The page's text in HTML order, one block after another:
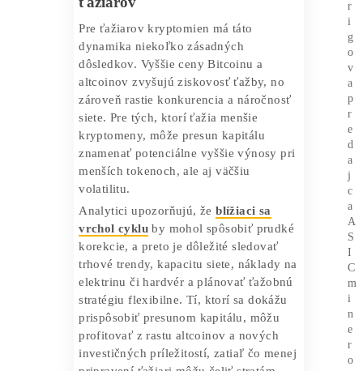
kryptomeny
dominantných tokenov, ale zároveň
otvára priestor pre objavenie nových
projektov s potenciálom rýchleho rastu.
Okrem toho, zvýšený záujem o altcoiny
stimuluje inovačné riešenia v oblasti
smart kontraktov, protokolov a
decentralizovaných aplikácií, čím sa
celková trhová dynamika posúva
dopredu.
Kryptomeny a dopad na
ťažiarov
Pre ťažiarov kryptomien má táto
dynamika niekoľko zásadných
dôsledkov. Vyššie ceny Bitcoinu a
altcoinov zvyšujú ziskovosť ťažby, no